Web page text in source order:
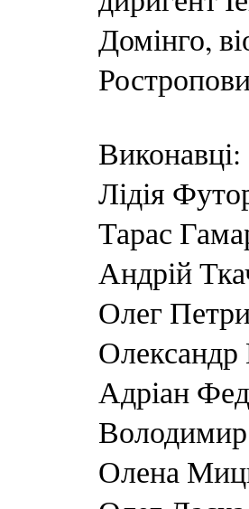
Домінго,
Виконавці:
Лідія
Тарас
Андрій
Олег
Адріан
Володимир
Олена